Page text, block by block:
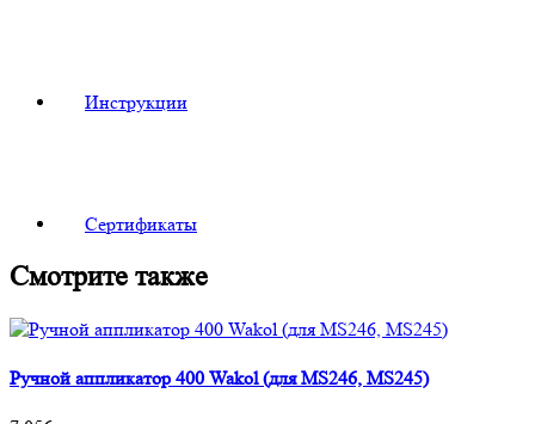
Инструкции
Сертификаты
Смотрите также
Ручной аппликатор 400 Wakol (для MS246, MS245)